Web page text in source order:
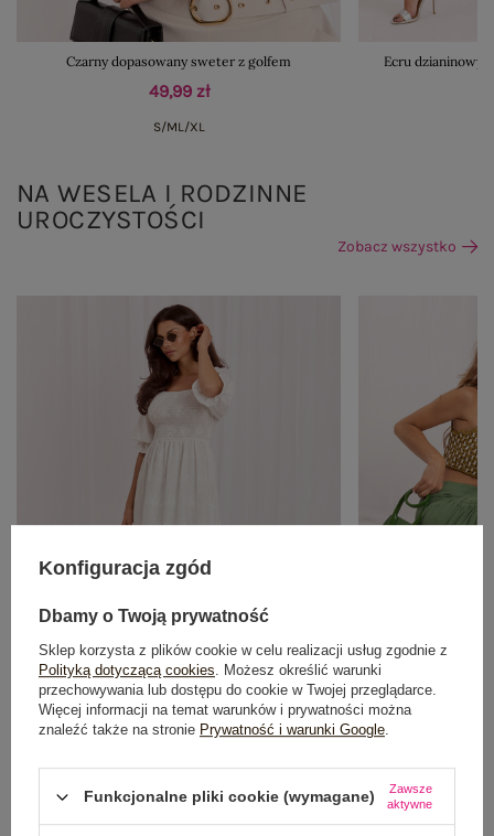
Czarny dopasowany sweter z golfem
49,99 zł
S/ML/XL
Ecru dzianinowy
NA WESELA I RODZINNE
UROCZYSTOŚCI
Zobacz wszystko
Konfiguracja zgód
Dbamy o Twoją prywatność
Sklep korzysta z plików cookie w celu realizacji usług zgodnie z
Polityką dotyczącą cookies. Możesz określić warunki
przechowywania lub dostępu do cookie w Twojej przeglądarce.
Więcej informacji na temat warunków i prywatności można
znaleźć także na stronie Prywatność i warunki Google.
Funkcjonalne pliki cookie (wymagane)
Zawsze
aktywne